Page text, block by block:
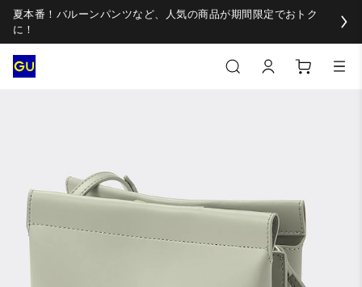
夏本番！バルーンパンツなど、人気の商品が期間限定でおトク
に！